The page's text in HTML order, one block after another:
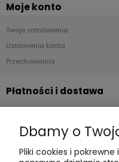
Moje konto
Twoje zamówienia
Ustawienia konta
Przechowalnia
Płatności i dostawa
Czas realizacji i koszty dostawy
Informacje
Dbamy o
Pliki cookies i